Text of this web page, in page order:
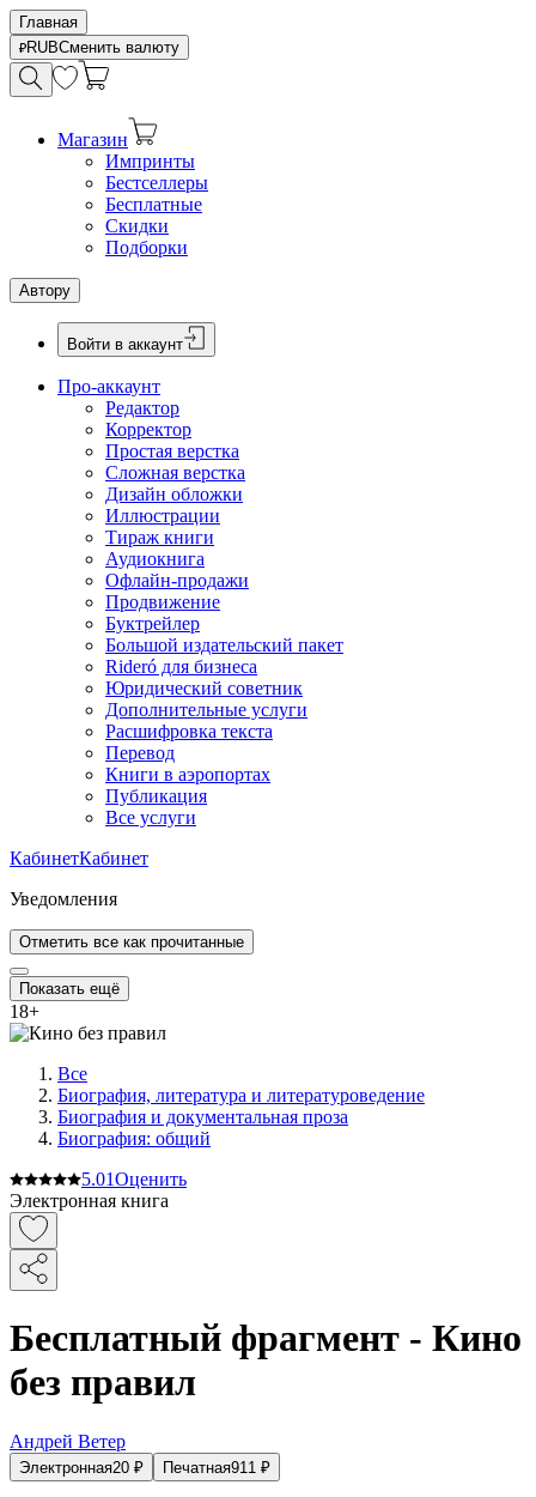
Главная
RUBСменить валюту
Магазин
Импринты
Бестселлеры
Бесплатные
Скидки
Подборки
Автору
Войти в аккаунт
Про-аккаунт
Редактор
Корректор
Простая верстка
Сложная верстка
Дизайн обложки
Иллюстрации
Тираж книги
Аудиокнига
Офлайн-продажи
Продвижение
Буктрейлер
Большой издательский пакет
Rideró для бизнеса
Юридический советник
Дополнительные услуги
Расшифровка текста
Перевод
Книги в аэропортах
Публикация
Все услуги
КабинетКабинет
Уведомления
Отметить все как прочитанные
Показать ещё
18+
Все
Биография, литература и литературоведение
Биография и документальная проза
Биография: общий
5.01Оценить
Электронная книга
Бесплатный фрагмент - Кино
без правил
Андрей Ветер
Электронная20 ₽ Печатная911 ₽